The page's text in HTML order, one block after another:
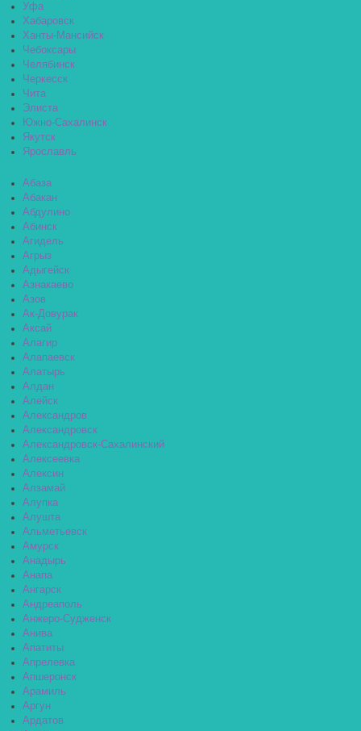
Уфа
Хабаровск
Ханты-Мансийск
Чебоксары
Челябинск
Черкесск
Чита
Элиста
Южно-Сахалинск
Якутск
Ярославль
Абаза
Абакан
Абдулино
Абинск
Агидель
Агрыз
Адыгейск
Азнакаево
Азов
Ак-Довурак
Аксай
Алагир
Алапаевск
Алатырь
Алдан
Алейск
Александров
Александровск
Александровск-Сахалинский
Алексеевка
Алексин
Алзамай
Алупка
Алушта
Альметьевск
Амурск
Анадырь
Анапа
Ангарск
Андреаполь
Анжеро-Судженск
Анива
Апатиты
Апрелевка
Апшеронск
Арамиль
Аргун
Ардатов